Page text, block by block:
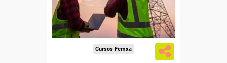
Sector
-Energía y Agua.
Cursos Femxa